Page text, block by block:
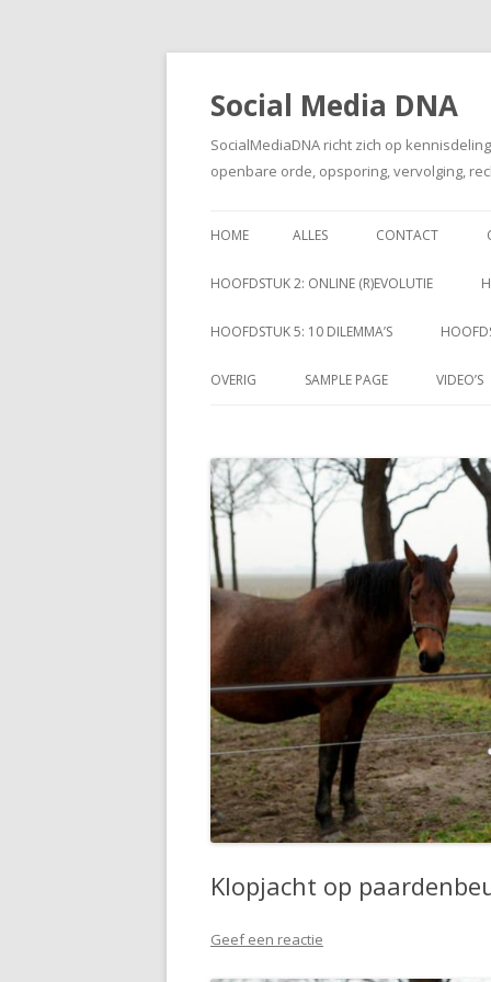
Social Media DNA
SocialMediaDNA richt zich op
openbare orde, opsporing, vervolging,
HOME ALLES CONTACT
HOOFDSTUK 2: ONLINE (R)EVOLUTIE
HOOFDSTUK 5: 10 DILEMMA’S
OVERIG SAMPLE PAGE VIDEO’S
Klopjacht op
Geef een reactie